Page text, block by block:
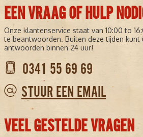
EEN VRAAG OF HULP
Onze klantenservice staat van 10:00 to
te beantwoorden. Buiten deze tijden kunt
antwoorden binnen 24 uur!
0341 55 69 69
STUUR EEN EMAIL
VEEL GESTELDE VRAGEN